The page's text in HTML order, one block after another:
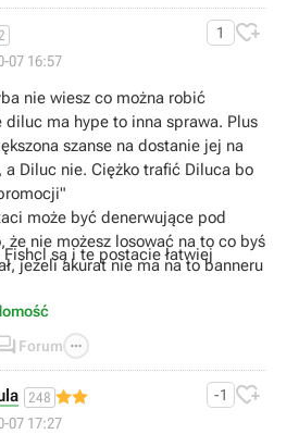
2
07 16:57
1 
nie wiesz co można robić
diluc ma hype to inna sprawa. Plus
szanse na dostanie jej na
a Diluc nie. Ciężko trafić Diluca bo
może być denerwujące pod
że nie możesz losować na to co byś
jeżeli akurat nie ma na to banneru
są i te postacie łatwiej
Forum 
248
07 17:27
-1 